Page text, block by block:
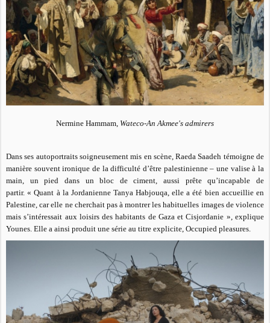
Nermine Hammam, Wateco-An Akmee's admirers
Dans ses autoportraits soigneusement mis en scène, Raeda Saadeh témoigne de
manière souvent ironique de la difficulté d’être palestinienne – une valise à la
main, un pied dans un bloc de ciment, aussi prête qu’incapable de
partir.« Quant à la Jordanienne Tanya Habjouqa, elle a été bien accueillie en
Palestine, car elle ne cherchait pas à montrer les habituelles images de violence
mais s’intéressait aux loisirs des habitants de Gaza et Cisjordanie », explique
Younes. Elle a ainsi produit une série au titre explicite,Occupied pleasures.